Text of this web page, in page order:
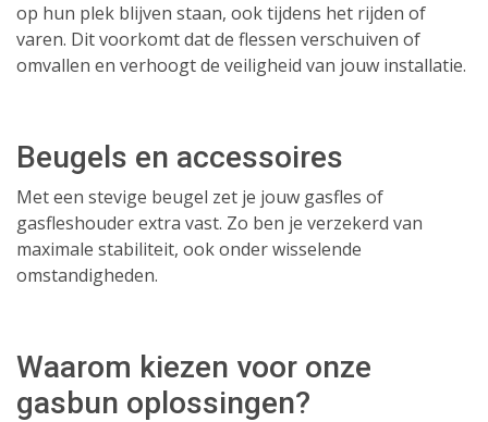
op hun plek blijven staan, ook tijdens het rijden of
varen. Dit voorkomt dat de flessen verschuiven of
omvallen en verhoogt de veiligheid van jouw installatie.
Beugels en accessoires
Met een stevige beugel zet je jouw gasfles of
gasfleshouder extra vast. Zo ben je verzekerd van
maximale stabiliteit, ook onder wisselende
omstandigheden.
Waarom kiezen voor onze
gasbun oplossingen?